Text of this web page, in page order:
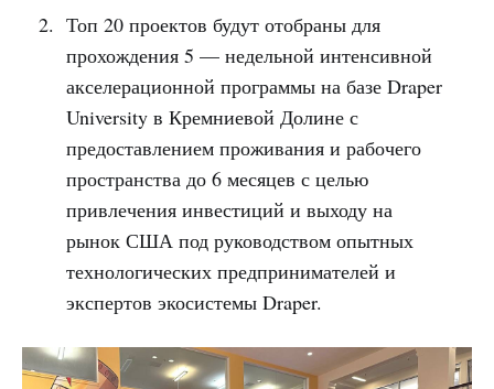
Топ 20 проектов будут отобраны для
прохождения 5 — недельной интенсивной
акселерационной программы на базе Draper
University в Кремниевой Долине с
предоставлением проживания и рабочего
пространства до 6 месяцев с целью
привлечения инвестиций и выходу на
рынок США под руководством опытных
технологических предпринимателей и
экспертов экосистемы Draper.